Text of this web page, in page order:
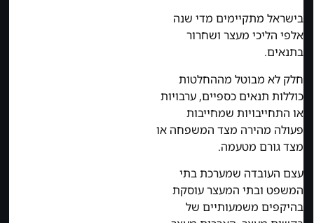
בישראל מתקיימים מדי שנה
אלפי הליכי מעצר ושחרור
בתנאים.
חלק לא מבוטל מההחלטות
כוללות תנאים כספיים, ערבויות
או התחייבויות שמחייבות
פעולה מהירה מצד המשפחה או
מצד גורם מטעמה.
עצם העובדה שמערכת בתי
המשפט ובתי המעצר עוסקת
בהיקפים משמעותיים של